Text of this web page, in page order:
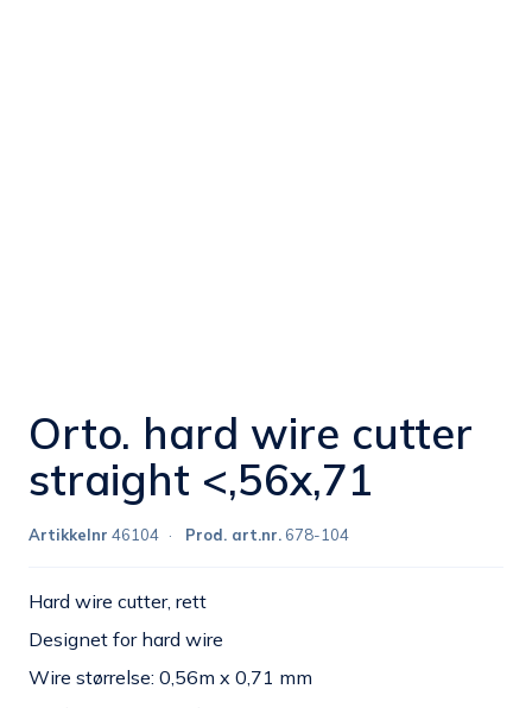
Orto. hard wire cutter
straight <,56x,71
Artikkelnr 46104 Prod. art.nr. 678-104
Hard wire cutter, rett
Designet for hard wire
Wire størrelse: 0,56m x 0,71 mm